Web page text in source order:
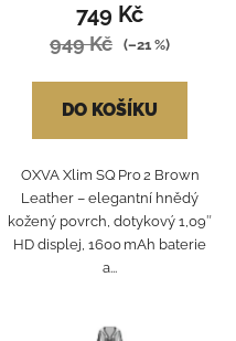
749 Kč
949 Kč (–21 %)
DO KOŠÍKU
OXVA Xlim SQ Pro 2 Brown
Leather – elegantní hnědý
kožený povrch, dotykový 1,09″
HD displej, 1600 mAh baterie
a...